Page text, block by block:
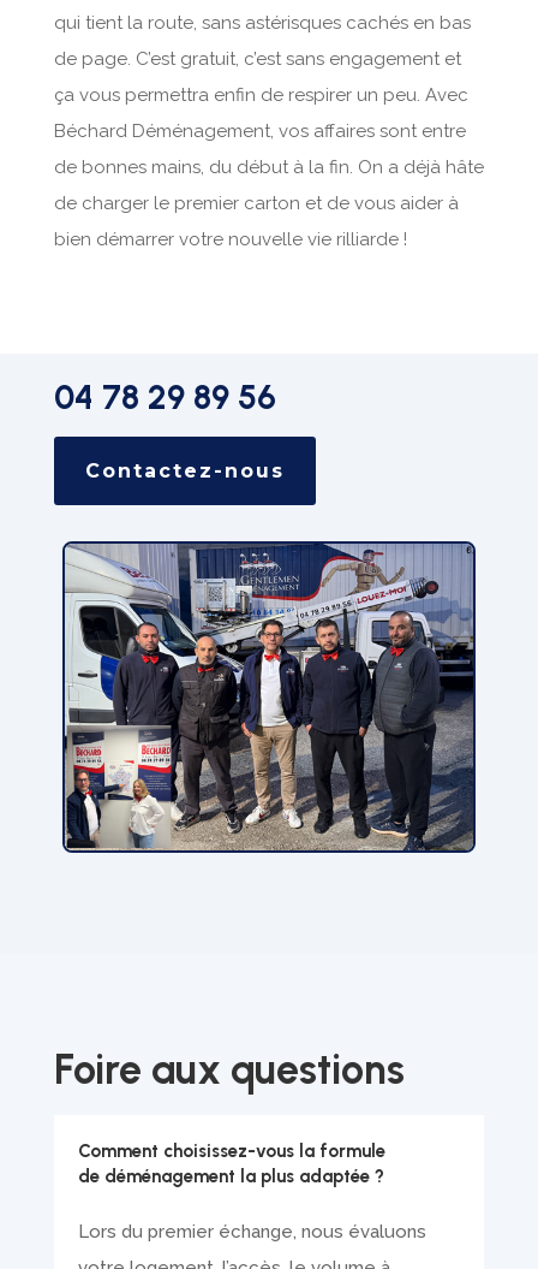
qui tient la route, sans astérisques cachés en bas
de page. C’est gratuit, c’est sans engagement et
ça vous permettra enfin de respirer un peu. Avec
Béchard Déménagement, vos affaires sont entre
de bonnes mains, du début à la fin. On a déjà hâte
de charger le premier carton et de vous aider à
bien démarrer votre nouvelle vie rilliarde !
04 78 29 89 56
Contactez-nous
Foire aux questions
Comment choisissez-vous la formule
de déménagement la plus adaptée ?
Lors du premier échange, nous évaluons